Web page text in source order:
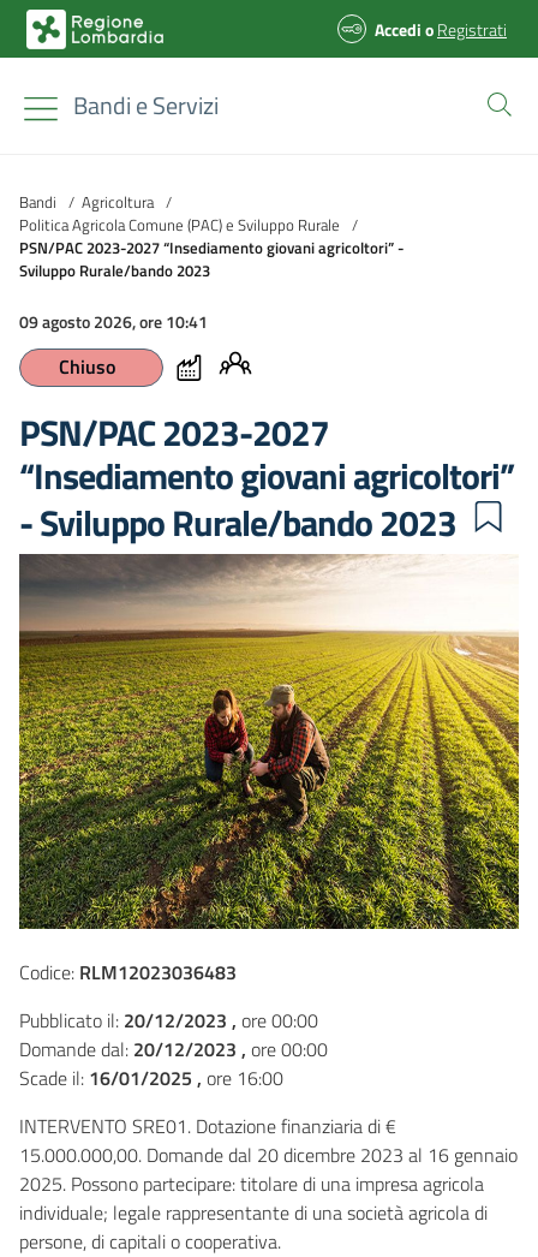
AccedioRegistrati
Bandi e Servizi
Bandi / Agricoltura /
Politica Agricola Comune (PAC) e Sviluppo Rurale /
PSN/PAC 2023-2027 “Insediamento giovani agricoltori” -
Sviluppo Rurale/bando 2023
09 agosto 2026, ore 10:41
Chiuso
PSN/PAC 2023-2027
“Insediamento giovani agricoltori”
- Sviluppo Rurale/bando 2023
Codice: RLM12023036483
Pubblicato il: 20/12/2023 , ore 00:00
Domande dal: 20/12/2023 , ore 00:00
Scade il: 16/01/2025 , ore 16:00
INTERVENTO SRE01. Dotazione finanziaria di €
15.000.000,00. Domande dal 20 dicembre 2023 al 16 gennaio
2025. Possono partecipare: titolare di una impresa agricola
individuale; legale rappresentante di una società agricola di
persone, di capitali o cooperativa.